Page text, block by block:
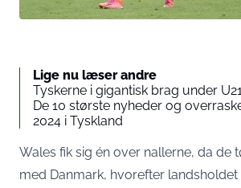
Lige nu læser andre
Tyskerne i gigantisk brag under U21
De 10 største nyheder og
2024 i Tyskland
Wales fik sig én over nallerne, da de
med Danmark, hvorefter landsholdet